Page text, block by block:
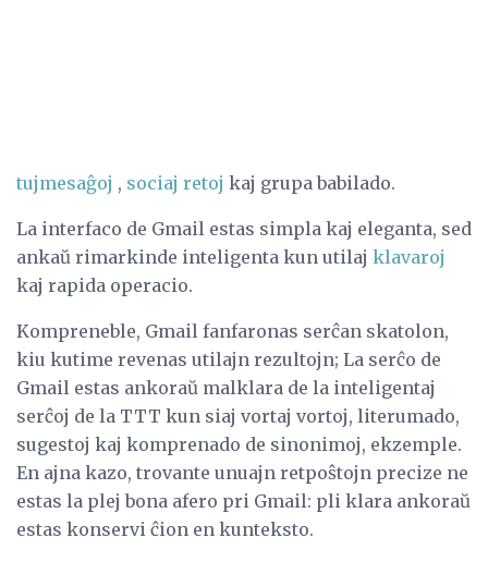
tujmesaĝoj , sociaj retoj kaj grupa babilado.
La interfaco de Gmail estas simpla kaj eleganta, sed
ankaŭ rimarkinde inteligenta kun utilaj klavaroj
kaj rapida operacio.
Kompreneble, Gmail fanfaronas serĉan skatolon,
kiu kutime revenas utilajn rezultojn; La serĉo de
Gmail estas ankoraŭ malklara de la inteligentaj
serĉoj de la TTT kun siaj vortaj vortoj, literumado,
sugestoj kaj komprenado de sinonimoj, ekzemple.
En ajna kazo, trovante unuajn retpoŝtojn precize ne
estas la plej bona afero pri Gmail: pli klara ankoraŭ
estas konservi ĉion en kunteksto.